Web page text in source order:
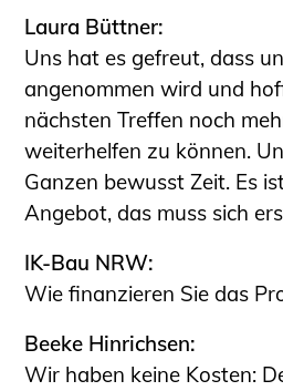
Laura Büttner:
Uns hat es gefreut, dass
angenommen wird und
nächsten Treffen noch
weiterhelfen zu können.
Ganzen bewusst Zeit. Es
Angebot, das muss sich
IK-Bau NRW:
Wie finanzieren Sie das
Beeke Hinrichsen:
Wir haben keine Kosten: